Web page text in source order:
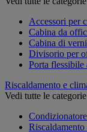
Accessori per
Cabina da
Cabina di
Divisorio per
Porta flessibile
Riscaldamento e
Vedi tutte le categorie